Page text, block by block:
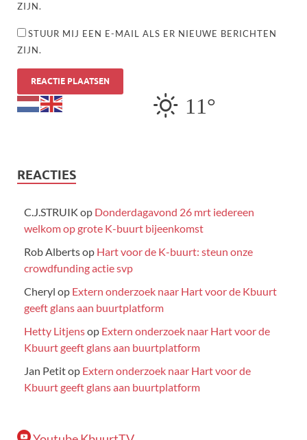
ZIJN.
STUUR MIJ EEN E-MAIL ALS ER NIEUWE BERICHTEN
ZIJN.
11°
REACTIES
C.J.STRUIK op Donderdagavond 26 mrt iedereen
welkom op grote K-buurt bijeenkomst
Rob Albertsop Hart voor de K-buurt: steun onze
crowdfunding actie svp
Cheryl op Extern onderzoek naar Hart voor de Kbuurt
geeft glans aan buurtplatform
Hetty Litjensop Extern onderzoek naar Hart voor de
Kbuurt geeft glans aan buurtplatform
Jan Petitop Extern onderzoek naar Hart voor de
Kbuurt geeft glans aan buurtplatform